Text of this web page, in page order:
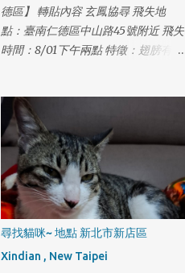
德區】 轉貼內容 玄鳳協尋 飛失地
點：臺南仁德區中山路45號附近 飛失
時間：8/01下午兩點 特徵：翅膀有一
到，請務必聯絡我，電話
0978669756
尋找貓咪~ 地點 新北市新店區
Xindian , New Taipei